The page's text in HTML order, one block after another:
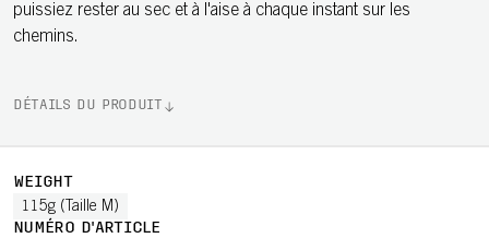
puissiez rester au sec et à l'aise à chaque instant sur les
chemins.
DÉTAILS DU PRODUIT
WEIGHT
115g (Taille M)
NUMÉRO D'ARTICLE